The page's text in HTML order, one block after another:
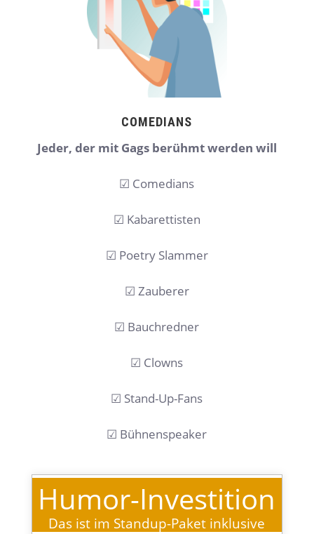
COMEDIANS
Jeder, der mit Gags berühmt werden will
☑ Comedians
☑ Kabarettisten
☑ Poetry Slammer
☑ Zauberer
☑ Bauchredner
☑ Clowns
☑ Stand-Up-Fans
☑ Bühnenspeaker
Humor-Investition
Das ist im Standup-Paket inklusive